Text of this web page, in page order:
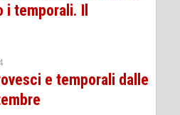
i temporali. Il
e temporali dalle